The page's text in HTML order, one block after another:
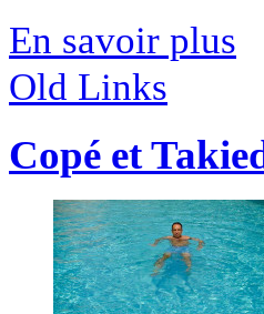
En savoir plus
Old Links
Copé et